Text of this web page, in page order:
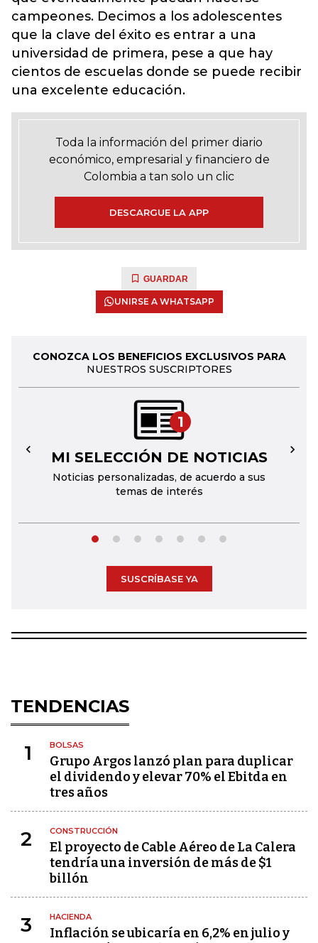
campeones. Decimos a los adolescentes
que la clave del éxito es entrar a una
universidad de primera, pese a que hay
cientos de escuelas donde se puede recibir
una excelente educación.
Toda la información del primer diario
económico, empresarial y financiero de
Colombia a tan solo un clic
DESCARGUE LA APP
GUARDAR
UNIRSE A WHATSAPP
CONOZCA LOS BENEFICIOS EXCLUSIVOS PARA
NUESTROS SUSCRIPTORES
1
MI SELECCIÓN DE NOTICIAS
Noticias personalizadas, de acuerdo a sus
temas de interés
← →
SUSCRÍBASE YA
TENDENCIAS
1 BOLSAS
Grupo Argos lanzó plan para duplicar
el dividendo y elevar 70% el Ebitda en
tres años
2 CONSTRUCCIÓN
El proyecto de Cable Aéreo de La Calera
tendría una inversión de más de $1
billón
3 HACIENDA
Inflación se ubicaría en 6,2% en julio y